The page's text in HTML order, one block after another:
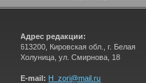
Адрес редакции:
613200, Кировская обл., г. Белая
Холуница, ул. Смирнова, 18
E-mail: H_zori@mail.ru